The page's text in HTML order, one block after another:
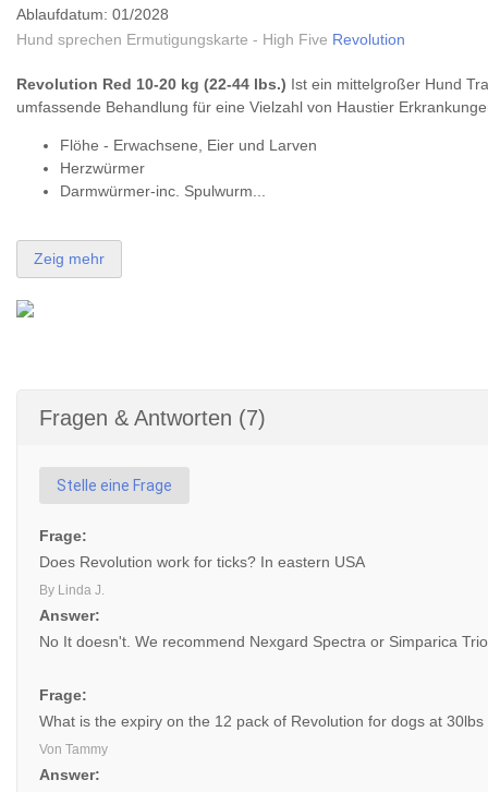
Ablaufdatum: 01/2028
Hund sprechen Ermutigungskarte - High Five Revolution
Revolution Red 10-20 kg (22-44 lbs.) Ist ein mittelgroßer Hund
umfassende Behandlung für eine Vielzahl von Haustier
Flöhe - Erwachsene, Eier und Larven
Herzwürmer
Darmwürmer-inc. Spulwurm...
Zeig mehr
Fragen & Antworten (7)
Stelle eine Frage
Frage:
Does Revolution work for ticks? In eastern USA
By Linda J.
Answer:
No It doesn't. We recommend Nexgard Spectra or Simparica
Frage:
What is the expiry on the 12 pack of Revolution for dogs at
Von Tammy
Answer: